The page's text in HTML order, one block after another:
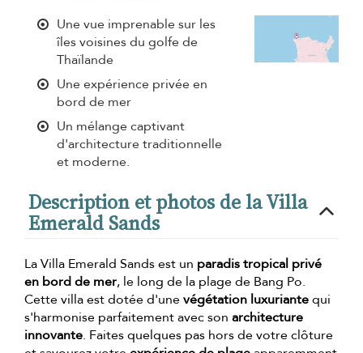
Une vue imprenable sur les
îles voisines du golfe de
Thaïlande
Une expérience privée en
bord de mer
Un mélange captivant
d'architecture traditionnelle
et moderne.
Description et photos de la Villa
Emerald Sands
La Villa Emerald Sands est un paradis tropical privé
en bord de mer, le long de la plage de Bang Po.
Cette villa est dotée d'unevégétation luxuriantequi
s'harmonise parfaitement avec son architecture
innovante. Faites quelques pas hors de votre clôture